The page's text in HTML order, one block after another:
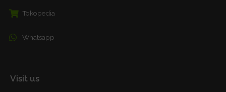
Tokopedia
Whatsapp
Visit us